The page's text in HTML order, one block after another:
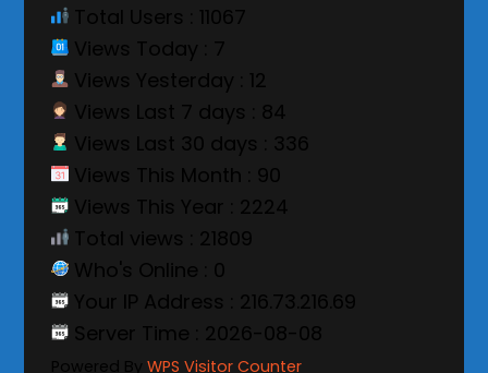
Total Users : 11067
Views Today : 7
Views Yesterday : 12
Views Last 7 days : 84
Views Last 30 days : 336
Views This Month : 90
Views This Year : 2224
Total views : 21809
Who's Online : 0
Your IP Address : 216.73.216.69
Server Time : 2026-08-08
Powered ByWPS Visitor Counter